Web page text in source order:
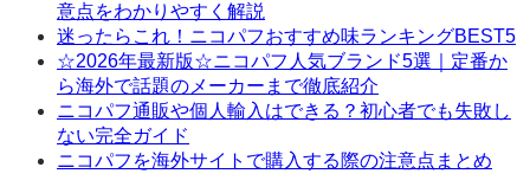
意点をわかりやすく解説
迷ったらこれ！ニコパフおすすめ味ランキングBEST5
☆2026年最新版☆ニコパフ人気ブランド5選｜定番か
ら海外で話題のメーカーまで徹底紹介
ニコパフ通販や個人輸入はできる？初心者でも失敗し
ない完全ガイド
ニコパフを海外サイトで購入する際の注意点まとめ